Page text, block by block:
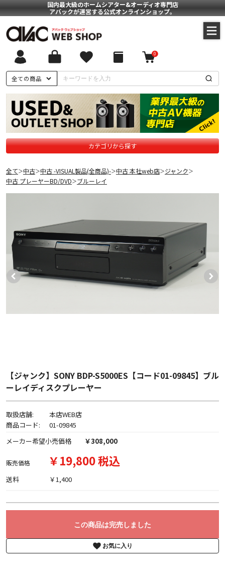
国内最大級のホームシアター&オーディオ専門店
アバックが運営する公式オンラインショップ。
全ての商品
0
カテゴリから探す
全て＞中古＞中古 -VISUAL製品(全商品)-＞中古 本社web店＞ジャンク＞
中古 プレーヤーBD/DVD＞ブルーレイ
【ジャンク】SONY BDP-S5000ES【コード01-09845】ブル
ーレイディスクプレーヤー
取扱店舗:
本店WEB店
商品コード:
01-09845
メーカー希望小売価格
￥308,000
販売価格 ￥19,800 税込
送料 ￥1,400
この商品は完売しました
お気に入り